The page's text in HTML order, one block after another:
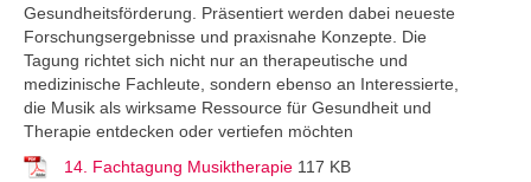
Gesundheitsförderung. Präsentiert werden dabei neueste
Forschungsergebnisse und praxisnahe Konzepte. Die
Tagung richtet sich nicht nur an therapeutische und
medizinische Fachleute, sondern ebenso an Interessierte,
die Musik als wirksame Ressource für Gesundheit und
Therapie entdecken oder vertiefen möchten
14. Fachtagung Musiktherapie 117 KB